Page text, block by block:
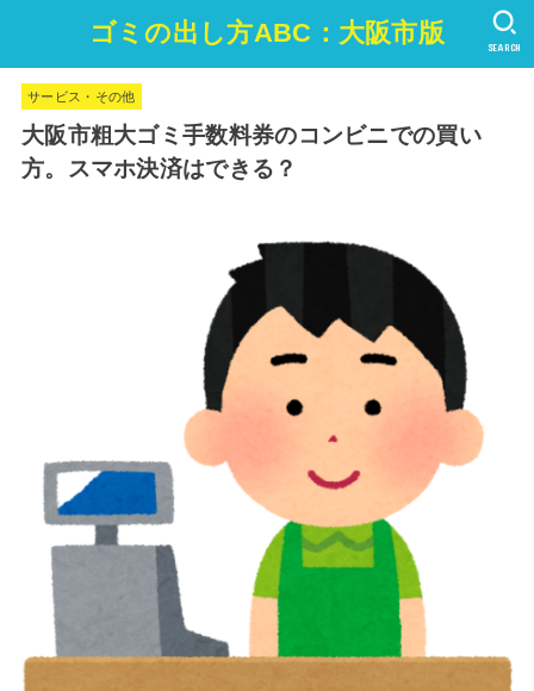
ゴミの出し方ABC：大阪市版 SEARCH
サービス・その他
大阪市粗大ゴミ手数料券のコンビニでの買い
方。スマホ決済はできる？